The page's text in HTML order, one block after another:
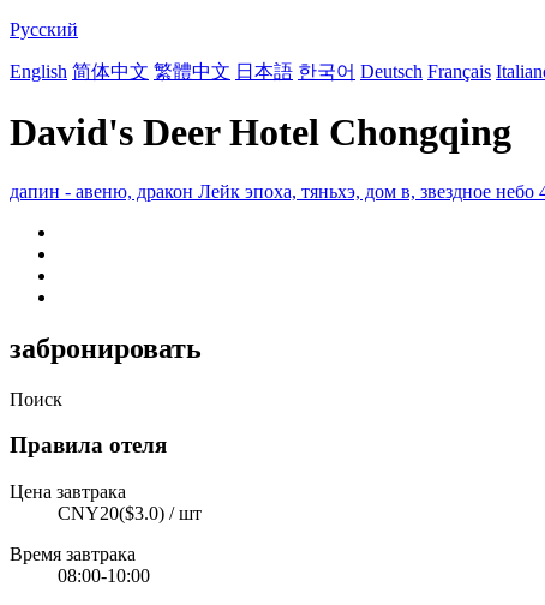
Русский
English 简体中文 繁體中文 日本語 한국어 Deutsch Français
David's Deer Hotel Chongqing
дапин - авеню, дракон Лейк эпоха, тяньхэ, дом в, звездное небо
забронировать
Поиск
Правила отеля
Цена завтрака
CNY20($3.0) / шт
Время завтрака
08:00-10:00